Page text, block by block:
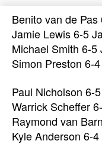
Benito van de
Jamie Lewis 6-5
Michael Smith 6-5
Simon Preston 6-
Paul Nicholson 6-
Warrick Scheffer
Raymond van
Kyle Anderson 6-